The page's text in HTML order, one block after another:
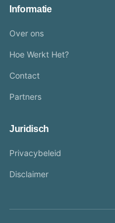
Informatie
Over ons
Hoe Werkt Het?
Contact
Partners
Juridisch
Privacybeleid
Disclaimer